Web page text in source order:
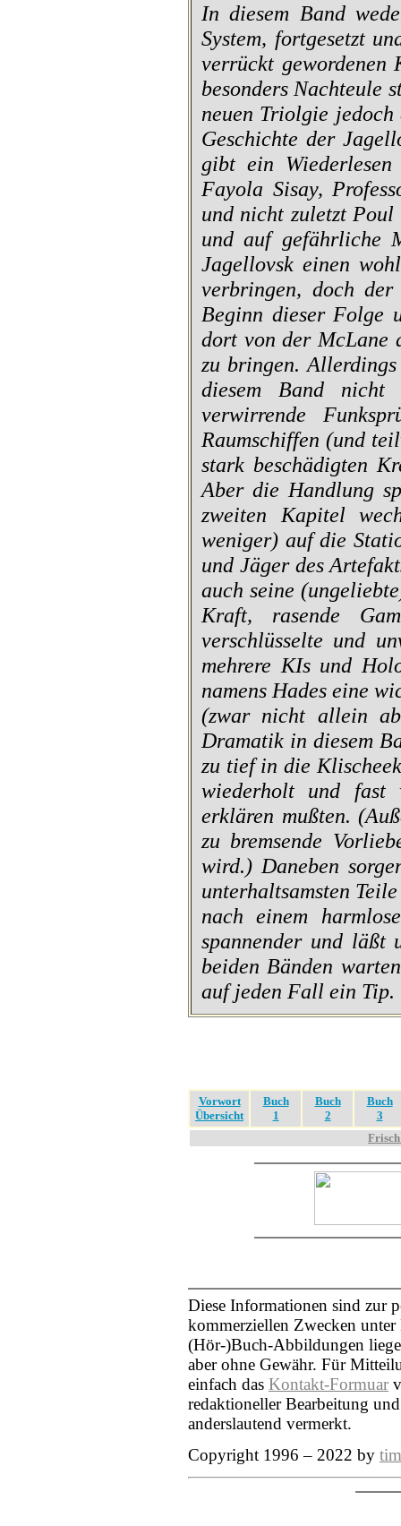
In diesem Band
System, fortgesetzt
verrückt gewordenen
besonders Nachteule
neuen Triolgie jedoch
Geschichte der
gibt ein
Fayola Sisay,
und nicht zuletzt
und auf gefährliche
Jagellovsk einen
verbringen, doch
Beginn dieser Folge
dort von der McLane
zu bringen.
diesem Band
verwirrende
Raumschiffen (und
stark beschädigten
Aber die Handlung
zweiten Kapitel
weniger) auf die
und Jäger des
auch seine
Kraft, rasende
verschlüsselte und
mehrere KIs und
namens Hades eine
(zwar nicht allein
Dramatik in diesem
zu tief in die
wiederholt und fast
erklären mußten.
zu bremsende
wird.) Daneben
unterhaltsamsten
nach einem
spannender und läßt
beiden Bänden
auf jeden Fall ein Tip.
Vorwort
Übersicht
Buch
1
Buch
2
Buch
3
Diese Informationen sind zur
kommerziellen Zwecken
(Hör-)Buch-Abbildungen
aber ohne Gewähr. Für
einfach das Kontakt-Formuar
redaktioneller Bearbeitung
anderslautend vermerkt.
Copyright 1996 – 2022 by